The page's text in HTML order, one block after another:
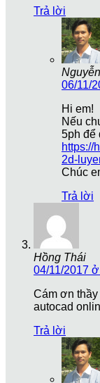
Trả lời
06/11/
Hi em!
Nếu
5ph để
https://
2d-
Chúc
Trả lời
Hồng Thái
04/11/2017
Cám ơn
autocad
Trả lời